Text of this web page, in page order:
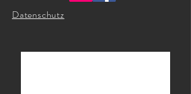
Datenschutz